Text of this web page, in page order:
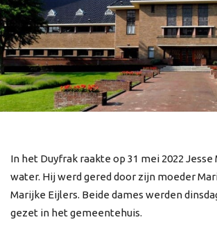
In het Duyfrak raakte op 31 mei 2022 Jesse
water. Hij werd gered door zijn moeder
Marijke Eijlers. Beide dames werden
gezet in het gemeentehuis.